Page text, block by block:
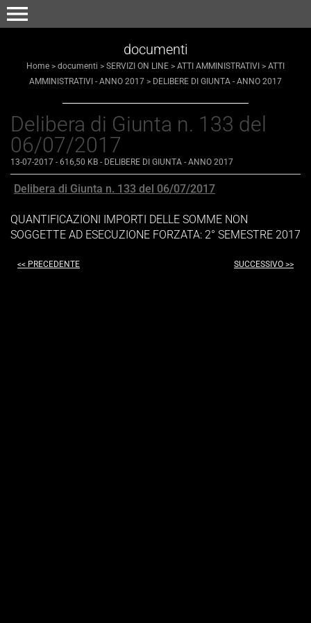
menu
documenti
Home > documenti > SERVIZI ON LINE > ATTI AMMINISTRATIVI > ATTI
AMMINISTRATIVI - ANNO 2017 > DELIBERE DI GIUNTA - ANNO 2017
Delibera di Giunta n. 133 del
06/07/2017
13-07-2017 - 616,50 KB - DELIBERE DI GIUNTA - ANNO 2017
Delibera di Giunta n. 133 del 06/07/2017
QUANTIFICAZIONI IMPORTI DELLE SOMME NON
SOGGETTE AD ESECUZIONE FORZATA: 2° SEMESTRE 2017
<< PRECEDENTE SUCCESSIVO >>